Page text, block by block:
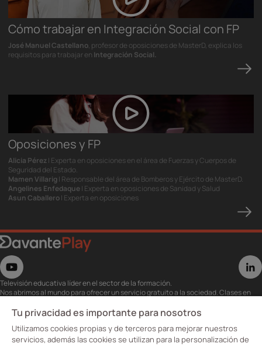
Cómo trabajar en Integración Social con FP
José Manuel Castellano, profesor de oposiciones de MasterD, explica los
requisitos para trabajar en Integración Social.
Oposiciones y FP
Alicia Pérez| Experta en oposiciones en el área de Fuerzas y Cuerpos de
Seguridad del Estado.
Mamen Villarig| Responsable del área de Bomberos y Ejército de MasterD.
Angelines Enfedaque| Experta en oposiciones de Sanidad y Salud
Asun Caballero| Experta en oposiciones
Televisión educativa líder en el sector de la formación.
Nos abrimos al mundo para ofrecer un servicio gratuito a la sociedad. Clases en
eventos, masterclass y recursos para estudiantes…
Utiliza esta plataforma para tu formación ya seas opositor o estés formándote
para conseguir o mejorar tu empleo.
Te invitamos a conocer nuestro contenido a la carta para ver cuándo y dónde
Tu privacidad es importante para nosotros
Utilizamos cookies propias y de terceros para mejorar nuestros
servicios, además las cookies se utilizan para la personalización de